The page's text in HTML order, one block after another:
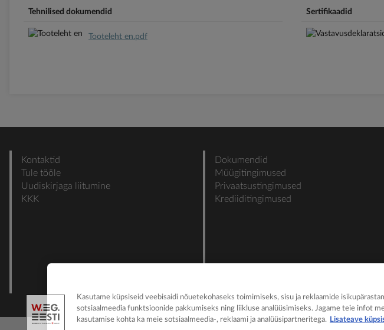
Tehnilised dokumendid
Tooteleht en.pdf
Sertifikaadid
Kontaktid
Tule tööle
Uudiskirjaga liitumine
KKK
Dokumendid
Müügitingimused
Privaatsustingimused
Krediiditingimused
Kasutame küpsiseid veebisaidi nõuetekohaseks toimimiseks, sisu ja reklaamide
sotsiaalmeedia funktsioonide pakkumiseks ning liikluse analüüsimiseks. Jagame teie infot
kasutamise kohta ka meie sotsiaalmeedia-, reklaami ja analüüsipartneritega.
Lisateave